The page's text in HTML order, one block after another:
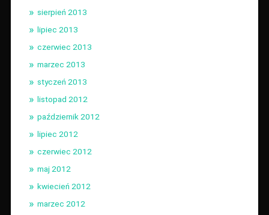
sierpień 2013
lipiec 2013
czerwiec 2013
marzec 2013
styczeń 2013
listopad 2012
październik 2012
lipiec 2012
czerwiec 2012
maj 2012
kwiecień 2012
marzec 2012